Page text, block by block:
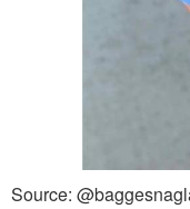
Source: